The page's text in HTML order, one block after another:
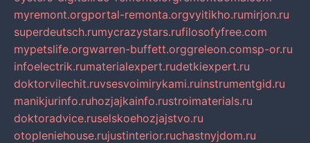
myremont.orgportal-remonta.orgvyitikho.rumirjon.ru
superdeutsch.rumycrazystars.rufilosofyfree.com
mypetslife.orgwarren-buffett.orggreleon.comsp-or.ru
infoelectrik.rumaterialexpert.rudetkiexpert.ru
doktorvilechit.ruvsesvoimirykami.ruinstrumentgid.ru
manikjurinfo.ruhozjajkainfo.rustroimaterials.ru
doktoradvice.ruselskoehozjajstvo.ru
otopleniehouse.rujustinterior.ruchastnyjdom.ru